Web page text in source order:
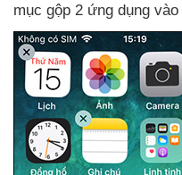
mục gộp 2 ứng dụng vào